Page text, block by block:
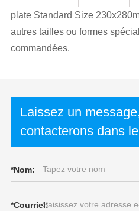
plate Standard Size
autres tailles ou formes
commandées.
Laissez un
contacterons dans
*Nom:
*Courriel: